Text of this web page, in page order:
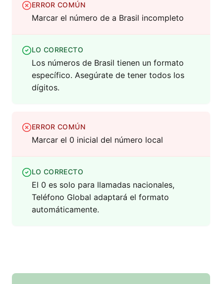
ERROR COMÚN
Marcar el número de a Brasil incompleto
LO CORRECTO
Los números de Brasil tienen un formato
específico. Asegúrate de tener todos los
dígitos.
ERROR COMÚN
Marcar el 0 inicial del número local
LO CORRECTO
El 0 es solo para llamadas nacionales,
Teléfono Global adaptará el formato
automáticamente.